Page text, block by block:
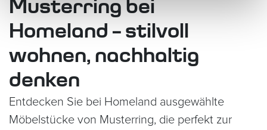
Musterring bei
Homeland – stilvoll
wohnen, nachhaltig
denken
Entdecken Sie bei Homeland ausgewählte
Möbelstücke von Musterring, die perfekt zur